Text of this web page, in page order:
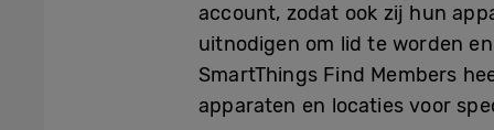
account, zodat ook zij hun
uitnodigen om lid te worden
SmartThings Find Members
apparaten en locaties voor